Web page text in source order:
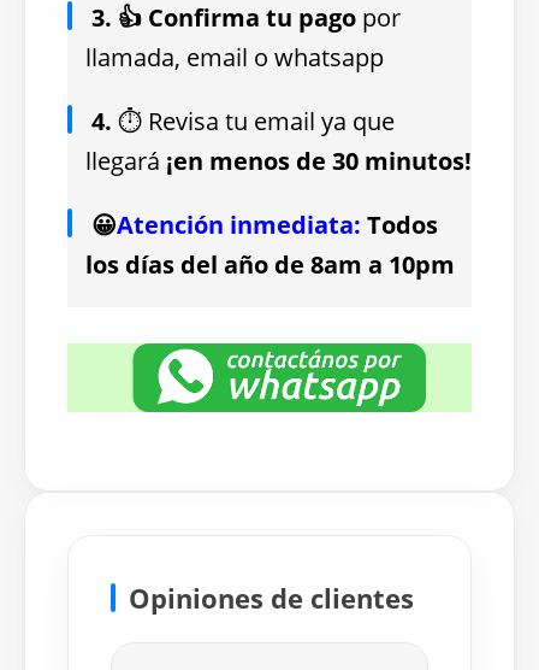
3. 👍 Confirma tu pago por
llamada, email o whatsapp
4. ⏱ Revisa tu email ya que
llegará ¡en menos de 30 minutos!
😀Atención inmediata: Todos
los días del año de 8am a 10pm
Opiniones de clientes